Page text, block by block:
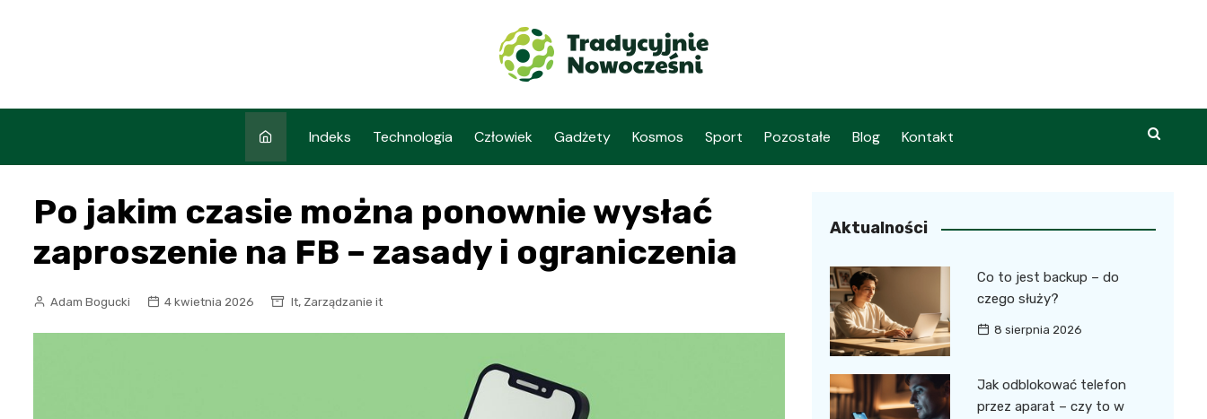
Indeks Technologia Człowiek Gadżety Kosmos Sport Pozostałe Blog Kontakt
Po jakim czasie można ponownie wysłać
zaproszenie na FB – zasady i ograniczenia
Adam Bogucki 4 kwietnia 2026 It, Zarządzanie it
Aktualności
Co to jest backup – do
czego służy?
8 sierpnia 2026
Jak odblokować telefon
przez aparat – czy to w